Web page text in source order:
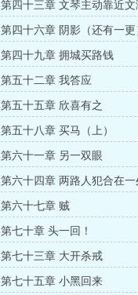
第四十三章 文琴主动靠近文
第四十六章 阴影（还有一更
第四十九章 拥城买路钱
第五十二章 我答应
第五十五章 欣喜有之
第五十八章 买马（上）
第六十一章 另一双眼
第六十四章 两路人犯合在一
第六十七章 贼
第七十章 头一回！
第七十三章 大开杀戒
第七十五章 小黑回来